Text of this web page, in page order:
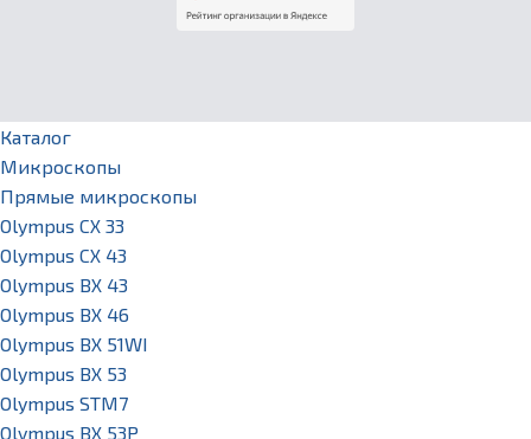
Каталог
Микроскопы
Прямые микроскопы
Olympus CX 33
Olympus CX 43
Olympus BX 43
Olympus BX 46
Olympus BX 51WI
Olympus BX 53
Olympus STM7
Olympus BX 53P